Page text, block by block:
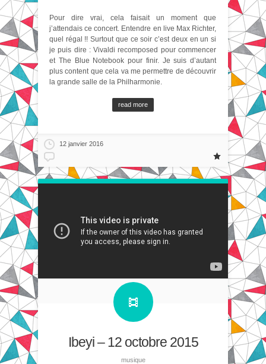
Pour dire vrai, cela faisait un moment que
j’attendais ce concert. Entendre en live Max Richter,
quel régal !! Surtout que ce soir c’est deux en un si
je puis dire : Vivaldi recomposed pour commencer
et The Blue Notebook pour finir. Je suis d’autant
plus content que cela va me permettre de découvrir
la grande salle de la Philharmonie.
read more
12 janvier 2016
Ibeyi – 12 octobre 2015
musique